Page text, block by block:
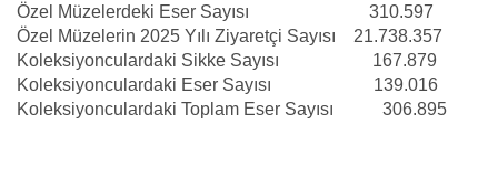
Özel Müzelerdeki Eser Sayısı 310.597
Özel Müzelerin 2025 Yılı Ziyaretçi Sayısı 21.738.357
Koleksiyonculardaki Sikke Sayısı 167.879
Koleksiyonculardaki Eser Sayısı 139.016
Koleksiyonculardaki Toplam Eser Sayısı 306.895